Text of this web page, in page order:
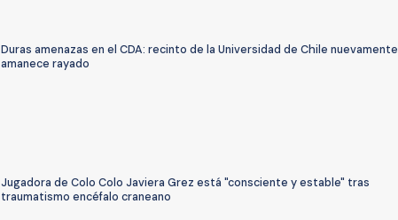
Duras amenazas en el CDA: recinto de la Universidad de Chile nuevamente
amanece rayado
Jugadora de Colo Colo Javiera Grez está "consciente y estable" tras
traumatismo encéfalo craneano